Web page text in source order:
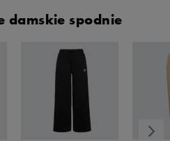
damskie spodnie